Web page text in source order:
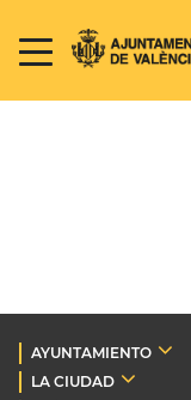
AYUNTAMIENTO
LA CIUDAD